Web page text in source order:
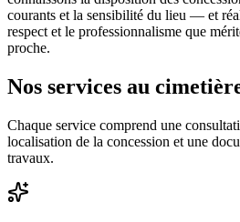
courants et la sensibilité du lieu — et
respect et le professionnalisme que
proche.
Nos services au
Chaque service comprend une
localisation de la concession et une
travaux.